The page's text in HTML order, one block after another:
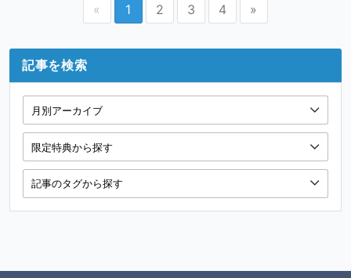
« 1 2 3 4 »
記事を検索